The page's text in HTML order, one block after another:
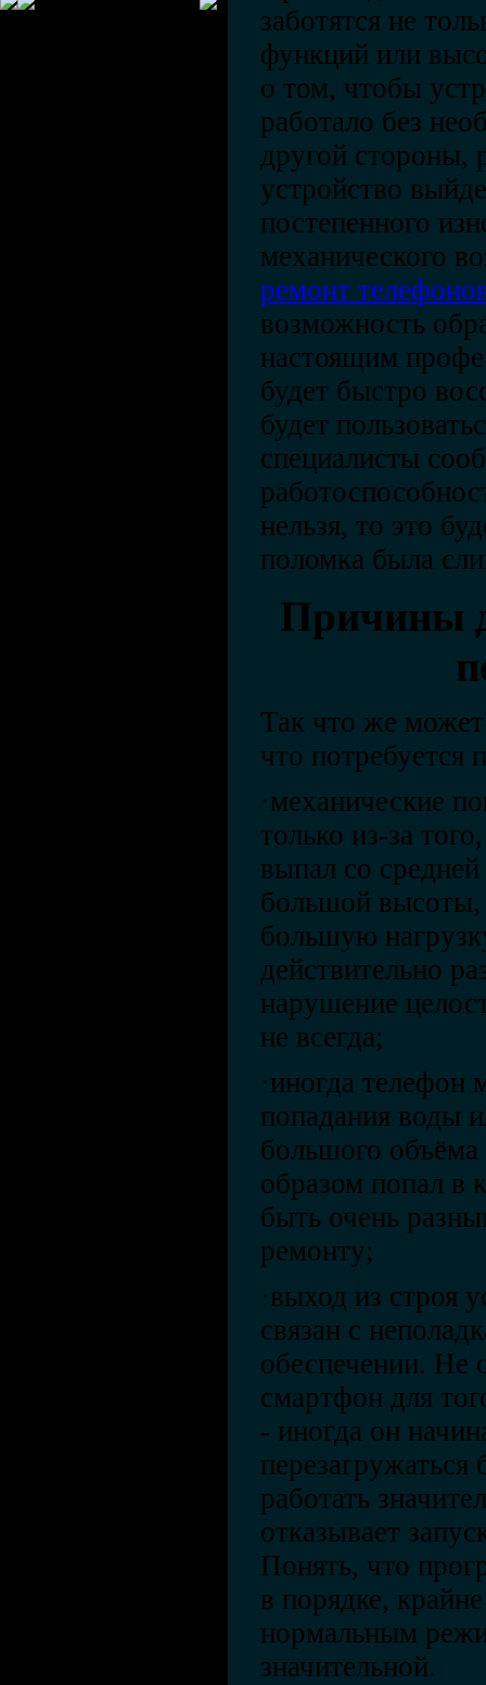
заботятся не
функций или
о том, чтобы
работало без
другой стороны,
устройство
постепенного
механического
ремонт
возможность
настоящим
будет быстро
будет
специалисты
нельзя, то это
поломка была
Причины
Так что же
что потребуется
·механические
только из-за
выпал со
большой
большую
действительно
нарушение
не всегда;
·иногда телефон
попадания воды
большого
образом попал в
быть очень
ремонту;
·выход из строя
связан с
обеспечении. Не
смартфон для
- иногда он
перезагружаться
работать
отказывает
Понять, что
в порядке,
нормальным
значительной.